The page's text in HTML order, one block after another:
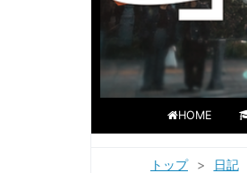
HOME
トップ > 日記